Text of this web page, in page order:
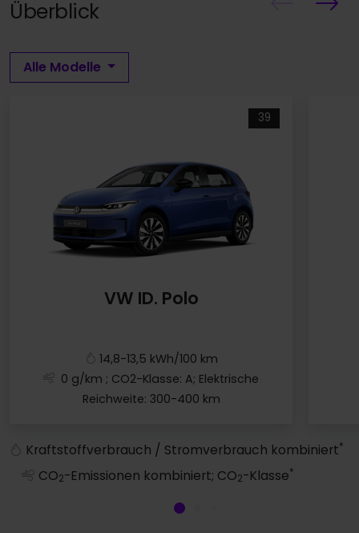
Überblick
Alle Modelle
39
VW ID. Polo
14,8-13,5 kWh/100 km
0 g/km ; CO2-Klasse: A; Elektrische
Reichweite: 300-400 km
Kraftstoffverbrauch / Stromverbrauch kombiniert*
CO2-Emissionen kombiniert; CO2-Klasse*